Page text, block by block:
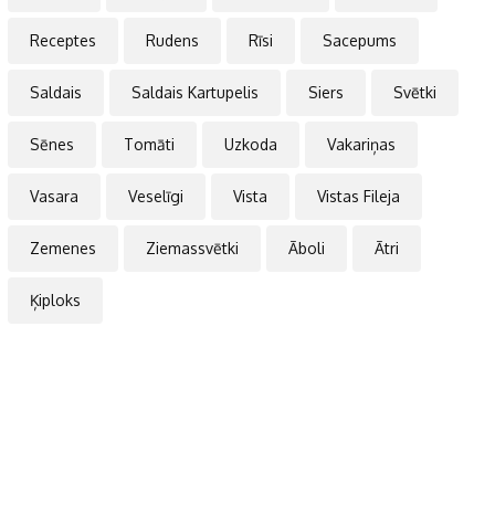
Receptes Rudens Rīsi Sacepums
Saldais Saldais Kartupelis Siers Svētki
Sēnes Tomāti Uzkoda Vakariņas
Vasara Veselīgi Vista Vistas Fileja
Zemenes Ziemassvētki Āboli Ātri
Ķiploks